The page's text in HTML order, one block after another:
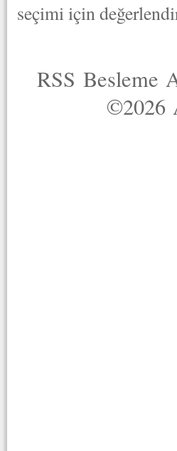
seçimi için
RSS Besleme
©2026